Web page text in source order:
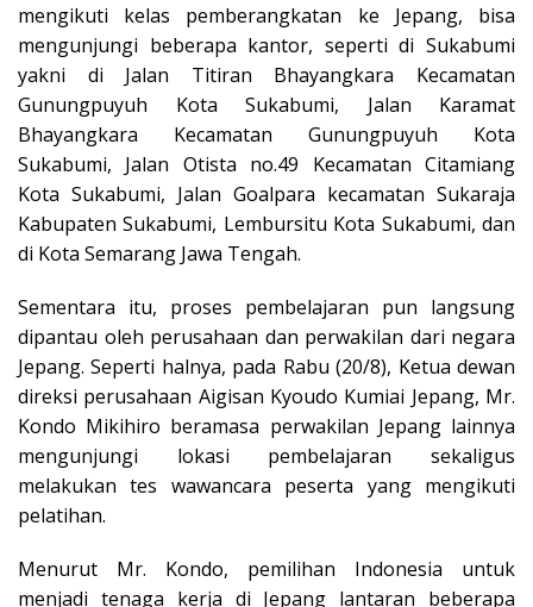
mengikuti kelas pemberangkatan ke Jepang, bisa
mengunjungi beberapa kantor, seperti di Sukabumi
yakni di Jalan Titiran Bhayangkara Kecamatan
Gunungpuyuh Kota Sukabumi, Jalan Karamat
Bhayangkara Kecamatan Gunungpuyuh Kota
Sukabumi, Jalan Otista no.49 Kecamatan Citamiang
Kota Sukabumi, Jalan Goalpara kecamatan Sukaraja
Kabupaten Sukabumi, Lembursitu Kota Sukabumi, dan
di Kota Semarang Jawa Tengah.
Sementara itu, proses pembelajaran pun langsung
dipantau oleh perusahaan dan perwakilan dari negara
Jepang. Seperti halnya, pada Rabu (20/8), Ketua dewan
direksi perusahaan Aigisan Kyoudo Kumiai Jepang, Mr.
Kondo Mikihiro beramasa perwakilan Jepang lainnya
mengunjungi lokasi pembelajaran sekaligus
melakukan tes wawancara peserta yang mengikuti
pelatihan.
Menurut Mr. Kondo, pemilihan Indonesia untuk
menjadi tenaga kerja di Jepang lantaran beberapa